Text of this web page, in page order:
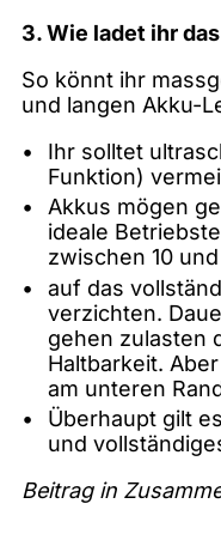
3. Wie ladet ihr
So könnt ihr
und langen Akku-
Ihr solltet
Funktion)
Akkus mögen
ideale
zwischen 10
auf das
verzichten.
gehen zulasten
Haltbarkeit.
am unteren
Überhaupt gilt
und
Beitrag in